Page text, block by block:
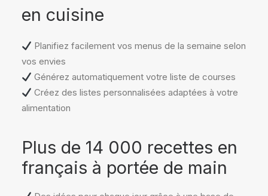
en cuisine
Planifiez facilement vos menus de la semaine selon
vos envies
Générez automatiquement votre liste de courses
Créez des listes personnalisées adaptées à votre
alimentation
Plus de 14 000 recettes en
français à portée de main